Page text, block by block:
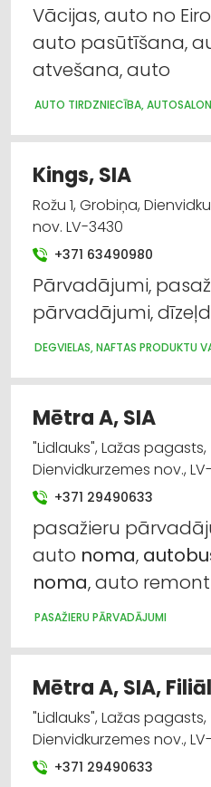
Vācijas, auto no
auto pasūtīšana,
atvešana, auto
AUTO TIRDZNIECĪBA,
Kings, SIA
Rožu 1, Grobiņa,
nov. LV-3430
+371 63490980
Pārvadājumi,
pārvadājumi,
DEGVIELAS, NAFTAS PRODUKTU
Mētra A, SIA
"Lidlauks", Lažas pagasts,
Dienvidkurzemes nov.,
+371 29490633
pasažieru
auto noma,
noma, auto
PASAŽIERU PĀRVADĀJUMI
Mētra A, SIA,
"Lidlauks", Lažas pagasts,
Dienvidkurzemes nov.,
+371 29490633